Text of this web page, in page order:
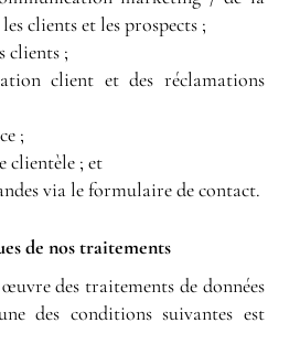
clients et les prospects ;
clients ;
client et des réclamations
;
clientèle ; et
via le formulaire de contact.
de nos traitements
des traitements de données
des conditions suivantes est